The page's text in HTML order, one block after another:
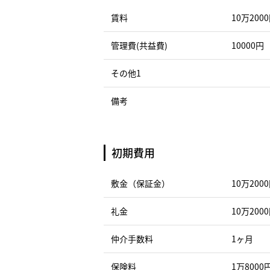
賃料 10万
管理費(共益費) 10000円
その他1
備考
初期費用
敷金（保証金） 10万
礼金 10万
仲介手数料 1ヶ月
保険料 1万8000